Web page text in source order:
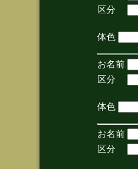
区分
(
体色
お名前
区分
(
体色
お名前
区分
(